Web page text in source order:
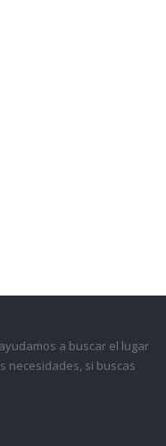
a buscar el lugar
necesidades, si buscas